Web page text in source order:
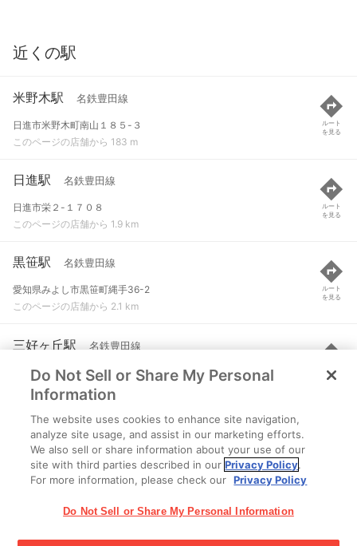
近くの駅
米野木駅 名鉄豊田線
日進市米野木町南山１８５-３
このページの店舗から 183 m
ルート
を見る
日進駅 名鉄豊田線
日進市栄２-１７０８
このページの店舗から 1.9 km
ルート
を見る
黒笹駅 名鉄豊田線
愛知県みよし市黒笹町縄手36-2
このページの店舗から 2.1 km
ルート
を見る
三好ヶ丘駅 名鉄豊田線
愛知県みよし市三好丘二丁目1-1
このページの店舗から 3.9 km
ルート
を見る
赤池駅 名鉄豊田線 など
日進市赤池１-１５０３
このページの店舗から 4.6 km
Do Not Sell or Share My Personal
Information
The website uses cookies to enhance site navigation,
analyze site usage, and assist in our marketing efforts.
We also sell or share information about your use of our
site with third parties described in ourPrivacy Policy.
For more information, please check our Privacy Policy
Do Not Sell or Share My Personal Information